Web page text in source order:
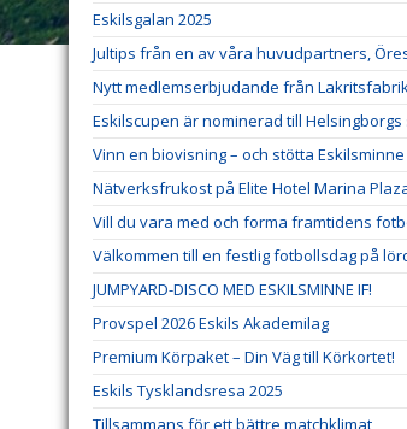
Eskilsgalan 2025
Jultips från en av våra huvudpartners,
Nytt medlemserbjudande från
Eskilscupen är nominerad till
Vinn en biovisning – och stötta Eskilsminne
Nätverksfrukost på Elite Hotel Marina
Vill du vara med och forma framtidens
Välkommen till en festlig fotbollsdag på
JUMPYARD-DISCO MED ESKILSMINNE IF!
Provspel 2026 Eskils Akademilag
Premium Körpaket – Din Väg till Körkortet!
Eskils Tysklandsresa 2025
Tillsammans för ett bättre matchklimat